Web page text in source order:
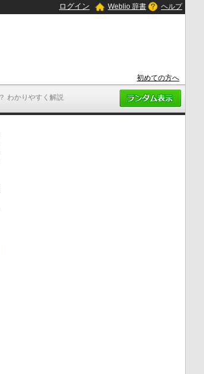
わかりやすく解説
ログイン Weblio 辞書 ヘルプ
初めての方へ